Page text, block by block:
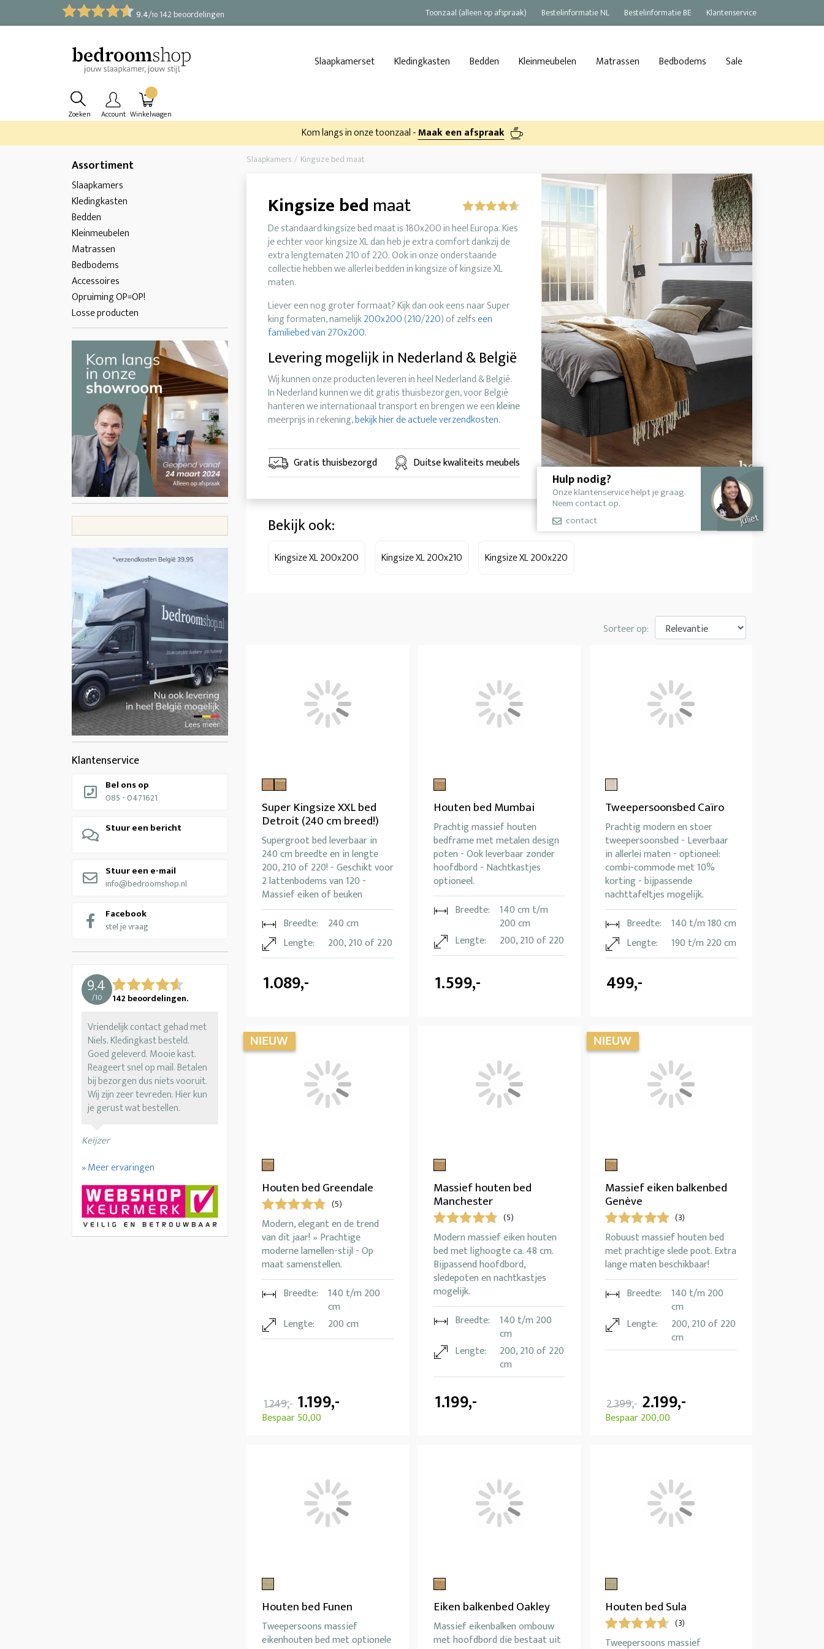
9.4/10 142 beoordelingen Toonzaal (alleen op afspraak) Bestelinformatie NL Bestelinformatie BE Klantenservice
Slaapkamerset Kledingkasten Bedden Kleinmeubelen Matrassen Bedbodems Sale
Zoeken Account Winkelwagen
Kom langs in onze toonzaal -Maak een afspraak
Assortiment
Slaapkamers
Kledingkasten
Bedden
Kleinmeubelen
Matrassen
Bedbodems
Accessoires
Opruiming OP=OP!
Losse producten
Klantenservice
Bel ons op
085 - 0471621
Stuur een bericht
Stuur een e-mail
info@bedroomshop.nl
Facebook
stel je vraag
9.4
/10 142 beoordelingen.
Vriendelijk contact gehad met
Niels. Kledingkast besteld.
Goed geleverd. Mooie kast.
Reageert snel op mail. Betalen
bij bezorgen dus niets vooruit.
Wij zijn zeer tevreden. Hier kun
je gerust wat bestellen.
Keijzer
» Meer ervaringen
Slaapkamers Kingsize bed maat
Kingsize bed maat
De standaard kingsize bed maat is 180x200 in heel Europa. Kies
je echter voor kingsize XL dan heb je extra comfort dankzij de
extra lengtematen 210 of 220. Ook in onze onderstaande
collectie hebben we allerlei bedden in kingsize of kingsize XL
maten.
Liever een nog groter formaat? Kijk dan ook eens naar Super
king formaten, namelijk200x200(210/220) of zelfseen
familiebed van 270x200.
Levering mogelijk in Nederland & België
Wij kunnen onze producten leveren in heel Nederland & België.
In Nederland kunnen we dit gratis thuisbezorgen, voor België
hanteren we internationaal transport en brengen we eenkleine
meerprijs in rekening,bekijk hier de actuele verzendkosten.
Gratis thuisbezorgd Duitse kwaliteits meubels
Hulp nodig?
Onze klantenservice helpt je graag.
Neem contact op.
contact
Juliet
Bekijk ook:
Kingsize XL 200x200 Kingsize XL 200x210 Kingsize XL 200x220
Sorteer op:
Super Kingsize XXL bed
Detroit (240 cm breed!)
Supergroot bed leverbaar in
240 cm breedte en in lengte
200, 210 of 220! - Geschikt voor
2 lattenbodems van 120 -
Massief eiken of beuken
Breedte:
240 cm
Lengte:
200, 210 of 220
1.089,-
Houten bed Mumbai
Prachtig massief houten
bedframe met metalen design
poten - Ook leverbaar zonder
hoofdbord - Nachtkastjes
optioneel.
Breedte:
140 cm t/m
200 cm
Lengte:
200, 210 of 220
1.599,-
Tweepersoonsbed Caïro
Prachtig modern en stoer
tweepersoonsbed - Leverbaar
in allerlei maten - optioneel:
combi-commode met 10%
korting - bijpassende
nachttafeltjes mogelijk.
Breedte:
140 t/m 180 cm
Lengte:
190 t/m 220 cm
499,-
Houten bed Greendale
(5)
Modern, elegant en de trend
van dit jaar! » Prachtige
moderne lamellen-stijl - Op
maat samenstellen.
Breedte:
140 t/m 200
cm
Lengte:
200 cm
1.249,- 1.199,-
Bespaar 50,00
Massief houten bed
Manchester
(5)
Modern massief eiken houten
bed met lighoogte ca. 48 cm.
Bijpassend hoofdbord,
sledepoten en nachtkastjes
mogelijk.
Breedte:
140 t/m 200
cm
Lengte:
200, 210 of 220
cm
1.199,-
Massief eiken balkenbed
Genève
(3)
Robuust massief houten bed
met prachtige slede poot. Extra
lange maten beschikbaar!
Breedte:
140 t/m 200
cm
Lengte:
200, 210 of 220
cm
2.399,- 2.199,-
Bespaar 200,00
Houten bed Funen
Tweepersoons massief
eikenhouten bed met optionele
Eiken balkenbed Oakley
Massief eikenbalken ombouw
met hoofdbord die bestaat uit
Houten bed Sula
(3)
Tweepersoons massief